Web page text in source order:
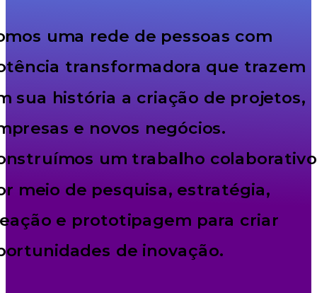
uma rede de pessoas com
transformadora que trazem
sua história a criação de projetos,
e novos negócios.
um trabalho colaborativo
meio de pesquisa, estratégia,
e prototipagem para criar
de inovação.